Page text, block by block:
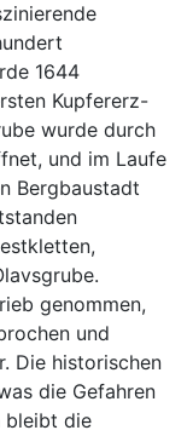
1644
Kupfererz-
wurde durch
und im Laufe
Bergbaustadt
genommen,
und
Die historischen
die Gefahren
bleibt die